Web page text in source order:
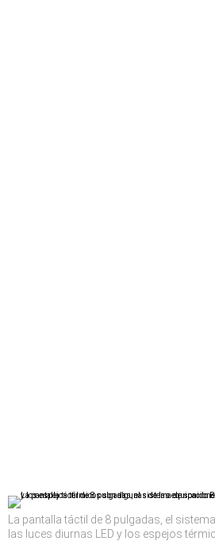
La pantalla táctil de 8 pulgadas, el
las luces diurnas LED y los espejos